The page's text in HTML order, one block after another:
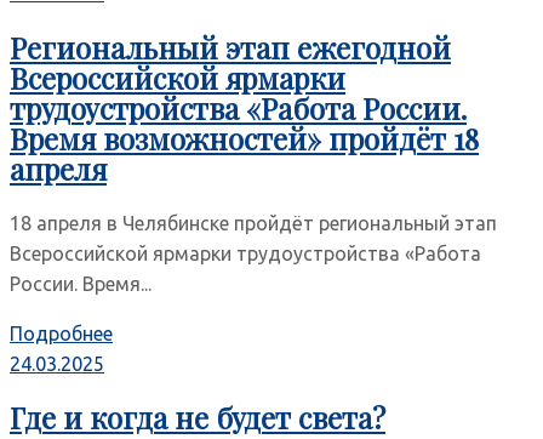
Региональный этап ежегодной
Всероссийской ярмарки
трудоустройства «Работа России.
Время возможностей» пройдёт 18
апреля
18 апреля в Челябинске пройдёт региональный этап
Всероссийской ярмарки трудоустройства «Работа
России. Время...
Подробнее
24.03.2025
Где и когда не будет света?